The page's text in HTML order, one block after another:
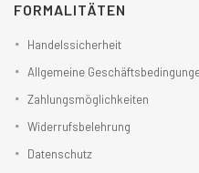
FORMALITÄTEN
Handelssicherheit
Allgemeine
Zahlungsmöglichkeiten
Widerrufsbelehrung
Datenschutz